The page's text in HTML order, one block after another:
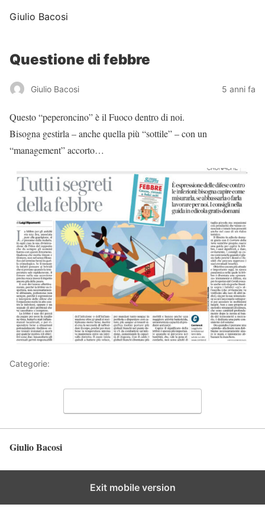
Giulio Bacosi
Questione di febbre
Giulio Bacosi 5 anni fa
Questo “peperoncino” è il Fuoco dentro di noi.
Bisogna gestirla – anche quella più “sottile” – con un
“management” accorto…
Categorie:
Giulio Bacosi
Exit mobile version